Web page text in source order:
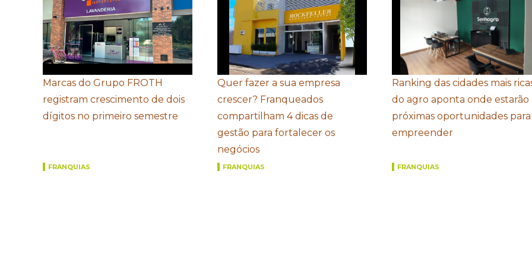
Marcas do Grupo FROTH
registram crescimento de dois
dígitos no primeiro semestre
FRANQUIAS
Quer fazer a sua empresa
crescer? Franqueados
compartilham 4 dicas de
gestão para fortalecer os
negócios
FRANQUIAS
Ranking das cidades mais
do agro aponta onde estarão
próximas oportunidades para
empreender
FRANQUIAS